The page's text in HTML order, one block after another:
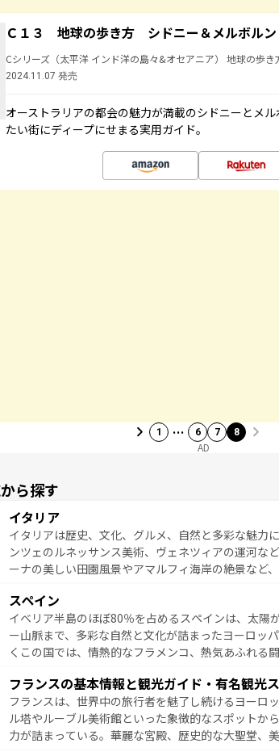
Ｃ１３ 地球の歩き方 シドニー＆メルボル
Cシリーズ（太平洋 インド洋の島々&オセアニア） 地球の歩き
2024.11.07 発売
オーストラリアの都会の魅力が満載のシドニーとメ
たい街にディープにせまる実用ガイド。
1 … 6 7 8
AD
ら探す
イタリア
イタリアは歴史、文化、グルメ、自然と多彩な魅力に
ンツェのルネッサンス美術、ヴェネツィアの運河な
ーナの美しい田園風景やアマルフィ海岸の絶景など
夜眠るまで、すべての瞬間を楽しませてくれるイタ
なお、新着のイタリア情報はコンテンツ一覧を参照
スペイン
イベリア半島のほぼ80％を占めるスペインは、太陽
ー山脈まで、多彩な自然と文化が詰まったヨーロッ
くこの国では、情熱的なフラメンコ、熱気あふれる
ら、地方では古代ローマ遺跡や中世の城塞都市、穏
せる。地方によって風土や気候が異なるスペインはその
新着のスペイン情報はコンテンツ一覧を参照してほ
フランスの基本情報と観光ガイド・有名観光
フランスは、世界中の旅行者を魅了し続けるヨーロ
ル塔やルーブル美術館といった象徴的なスポットか
力が詰まっている。華麗な宮殿、歴史的な大聖堂、